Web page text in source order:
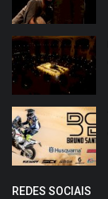
REDES SOCIAIS